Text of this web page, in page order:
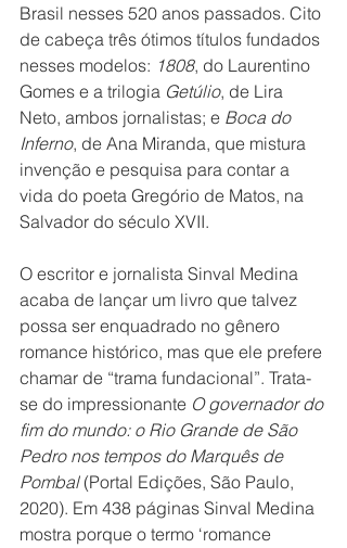
Brasil nesses 520 anos passados. Cito
de cabeça três ótimos títulos fundados
nesses modelos: 1808, do Laurentino
Gomes e a trilogia Getúlio, de Lira
Neto, ambos jornalistas; e Boca do
Inferno, de Ana Miranda, que mistura
invenção e pesquisa para contar a
vida do poeta Gregório de Matos, na
Salvador do século XVII.
O escritor e jornalista Sinval Medina
acaba de lançar um livro que talvez
possa ser enquadrado no gênero
romance histórico, mas que ele prefere
chamar de “trama fundacional”. Trata-
se do impressionante O governador do
fim do mundo: o Rio Grande de São
Pedro nos tempos do Marquês de
Pombal (Portal Edições, São Paulo,
2020). Em 438 páginas Sinval Medina
mostra porque o termo ‘romance